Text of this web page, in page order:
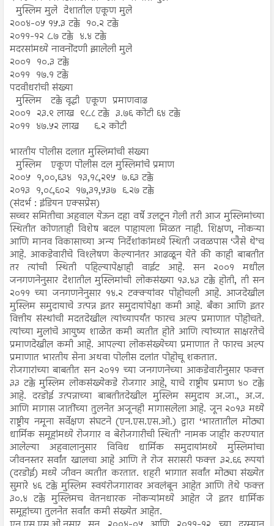
मुस्लिम मुले देशातील एकूण मुले
२००४-०५ १५.३ टक्के १०.२ टक्के
२०११-१२ ८.७ टक्के ४.४ टक्के
मदरसांमध्ये नावनोंदणी झालेली मुले
२००१ १०.३ टक्के
२०११ १७.१ टक्के
पदवीधरांची संख्या
मुस्लिम टक्के वृद्धी एकूण प्रमाणवाढ
२००१ २३.९ लाख ९८.८ टक्के ३.७६ कोटी ६४ टक्के
२०११ ४७.५२ लाख
६.२ कोटी
भारतीय पोलीस दलात मुस्लिमांची संख्या
मुस्लिम एकूण पोलीस दलमुस्लिमांचे प्रमाण
२००५ १,००,६३४ १३,१८,२९५ ७.६३ टक्के
२०१३ १,०८,६०२ १७,३१,५३७ ६.२७ टक्के
(संदर्भ : इंडियन एक्सप्रेस)
सच्चर समितीचा अहवाल येऊन दहा वर्षे उलटून गेली तरी आज मुस्लिमांच्या
स्थितीत कोणताही विशेष बदल पाहायला मिळत नाही. शिक्षण, नोकऱ्या
आणि मानव विकासाच्या अन्य निर्देशांकांमध्ये स्थिती जवळपास ‘जैसे थे’च
आहे. आकडेवारीचे विश्लेषण केल्यानंतर आढळून येते की काही बाबतीत
तर त्यांची स्थिती पहिल्यापेक्षाही वाईट आहे. सन २००१ मधील
जनगणनेनुसार देशातील मुस्लिमांची लोकसंख्या १३.४३ टक्के होती, ती सन
२०११ च्या जनगणनेनुसार १४.२ टक्क्यांवर पोहोचली आहे. आजदेखील
मुस्लिम समुदायाचे उत्पन्न इतर समुदायांपेक्षा कमी आहे. बँका आणि इतर
वित्तीय संस्थांची मदतदेखील त्यांच्यापर्यंत फारच अल्प प्रमाणात पोहोचते.
त्यांच्या मुलांचे आयुष्य शाळेत कमी व्यतीत होते आणि त्यांच्यात साक्षरतेचे
प्रमाणदेखील कमी आहे. आपल्या लोकसंख्येच्या प्रमाणात ते फारच अल्प
प्रमाणात भारतीय सेना अथवा पोलीस दलांत पोहोचू शकतात.
रोजगारांच्या बाबतीत सन २०११ च्या जनगणनेच्या आकडेवारीनुसार फक्त
३३ टक्के मुस्लिम लोकसंख्येकडे रोजगार आहे, याचे राष्ट्रीय प्रमाण ४० टक्के
आहे. दरडोई उत्पन्नाच्या बाबतीतदेखील मुस्लिम समुदाय अ.जा., अ.ज.
आणि मागास जातींच्या तुलनेत अजूनही मागासलेला आहे. जून २०१३ मध्ये
राष्ट्रीय नमूना सर्वेक्षण संघटने (एन.एस.एस.ओ.) द्वारा ‘भारतातील मोठ्या
धार्मिक समूहांमध्ये रोजगार व बेरोजगारीची स्थिती’ नामक जाहीर करण्यात
आलेल्या अहवालानुसार विविध धार्मिक समुदायांमध्ये मुस्लिमांचा
जीवनस्तर सर्वांत खालचा आहे आणि ते रोज सरासरी फक्त ३२.६६ रुपयां
(दरडोई) मध्ये जीवन व्यतीत करतात. शहरी भागात सर्वांत मोठ्या संख्येत
सुमारे ४६ टक्के मुस्लिम स्वयंरोजगारावर अवलंबून आहेत आणि तेथे फक्त
३०.४ टक्के मुस्लिमच वेतनधारक नोकऱ्यांमध्ये आहेत जे इतर धार्मिक
समूहांच्या तुलनेत सर्वांत कमी संख्येत आहेत.